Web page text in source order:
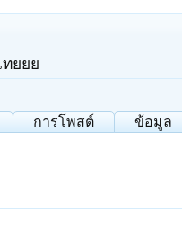
ยยย
การโพสต์ ข้อมูล